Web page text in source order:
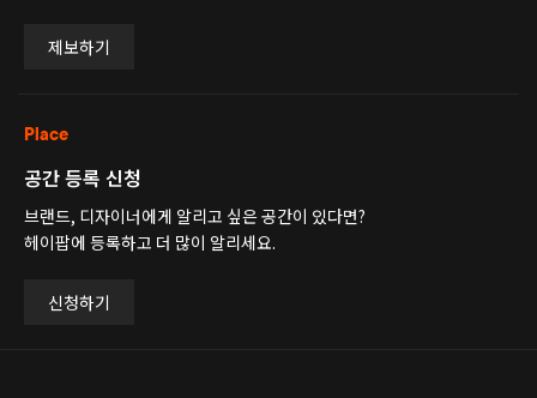
제보하기
Place
공간 등록 신청
브랜드, 디자이너에게 알리고 싶은 공간이 있다면?
헤이팝에 등록하고 더 많이 알리세요.
신청하기